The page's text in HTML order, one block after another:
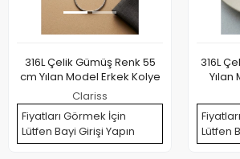
316L Çelik Gümüş Renk 55
cm Yılan Model Erkek Kolye
Clariss
Fiyatları Görmek İçin
Lütfen Bayi Girişi Yapın
316L
Yılan
Lütfen